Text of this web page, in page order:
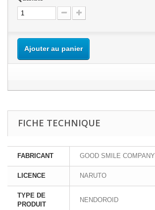
Ajouter au panier
FICHE TECHNIQUE
FABRICANT GOOD SMILE COMPANY
LICENCE NARUTO
TYPE DE
PRODUIT
NENDOROID